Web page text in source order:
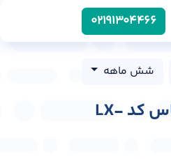
0219​1304466
شش ماهه
لایت باکس بلوار رسالت شمالی شهر بندرعباس کد LX-